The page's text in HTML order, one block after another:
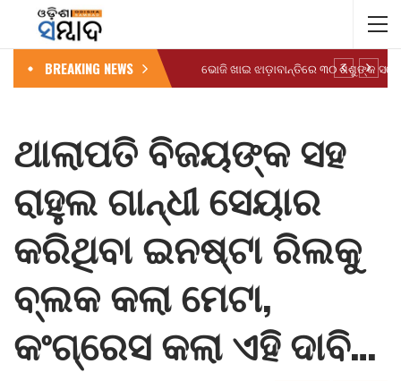
BREAKING NEWS
ଥାଲାପତି ବିଜୟଙ୍କ ସହ
ରାହୁଲ ଗାନ୍ଧୀ ସେୟାର
କରିଥିବା ଇନଷ୍ଟା ରିଲକୁ
ବ୍ଲକ କଲା ମେଟା,
କଂଗ୍ରେସ କଲା ଏହି ଦାବି…